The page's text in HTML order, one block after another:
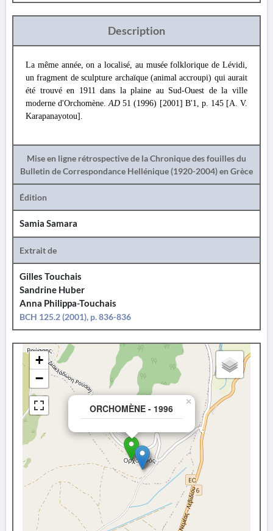
Description
La même année, on a localisé, au musée folklorique de Lévidi,
un fragment de sculpture archaïque (animal accroupi) qui aurait
été trouvé en 1911 dans la plaine au Sud-Ouest de la ville
moderne d'Orchomène.AD51 (1996) [2001] Β'1, p. 145 [A. V.
Karapanayotou].
Mise en ligne rétrospective de la Chronique des fouilles du
Bulletin de Correspondance Hellénique (1920-2004) en Grèce
Édition
Samia Samara
Extrait de
Gilles Touchais
Sandrine Huber
Anna Philippa-Touchais
BCH 125.2 (2001), p. 836-836
ORCHOMÈNE - 1996
×
+
−